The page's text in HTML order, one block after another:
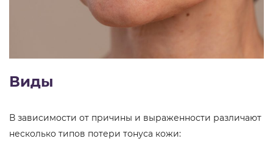
Виды
В зависимости от причины и выраженности различают
несколько типов потери тонуса кожи: